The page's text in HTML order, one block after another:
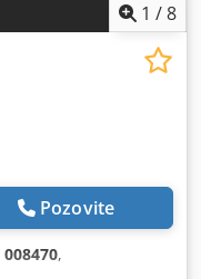
1 /8
Pozovite
008470,